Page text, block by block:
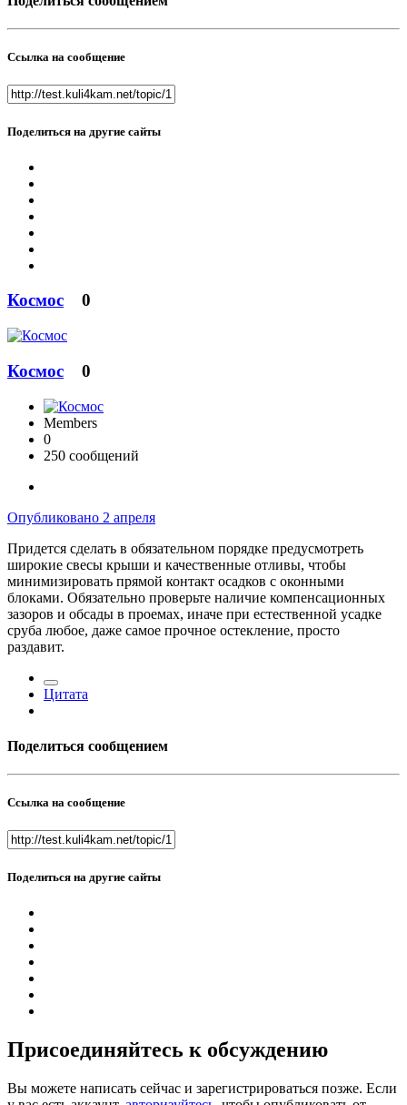
Ссылка на сообщение
Поделиться на другие сайты
Космос 0
Космос 0
Members
0
250 сообщений
Опубликовано 2 апреля
Придется сделать в обязательном порядке предусмотреть
широкие свесы крыши и качественные отливы, чтобы
минимизировать прямой контакт осадков с оконными
блоками. Обязательно проверьте наличие компенсационных
зазоров и обсады в проемах, иначе при естественной усадке
сруба любое, даже самое прочное остекление, просто
раздавит.
Цитата
Поделиться сообщением
Ссылка на сообщение
Поделиться на другие сайты
Присоединяйтесь к обсуждению
Вы можете написать сейчас и зарегистрироваться позже. Если